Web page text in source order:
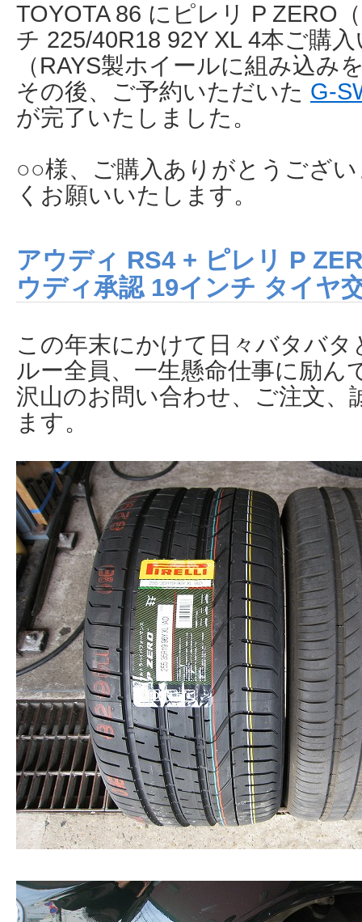
TOYOTA 86 にピレリ P ZERO
チ 225/40R18 92Y XL 4本ご購
（RAYS製ホイールに組み込み
その後、ご予約いただいた G-
が完了いたしました。
○○様、ご購入ありがとうござ
くお願いいたします。
アウディ RS4 + ピレリ P
ウディ承認 19インチ タイヤ
この年末にかけて日々バタバ
ルー全員、一生懸命仕事に励ん
沢山のお問い合わせ、ご注文、
ます。